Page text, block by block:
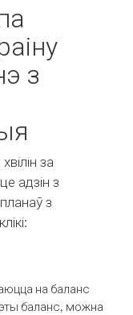
з
за
адзін з
з
на баланс
баланс, можна